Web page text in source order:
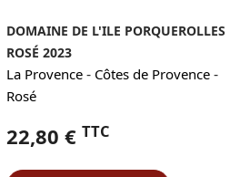
DOMAINE DE L'ILE PORQUEROLLES
ROSÉ 2023
La Provence - Côtes de Provence -
Rosé
22,80 € TTC